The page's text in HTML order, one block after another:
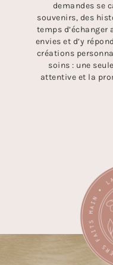
demandes se
souvenirs, des
temps d’échanger
envies et d’y
créations
soins : une
attentive et la